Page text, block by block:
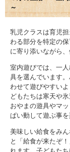
～
乳児クラスは育児
わる部分を特定の
に寄り添いながら
室内遊びでは、一
具を選んでいます
わせて遊びやすい
どもたちは寒天や
おやまの遊具やマ
ぱい動して遊ぶ事
美味しい給食をみ
と「給食が来たぞ